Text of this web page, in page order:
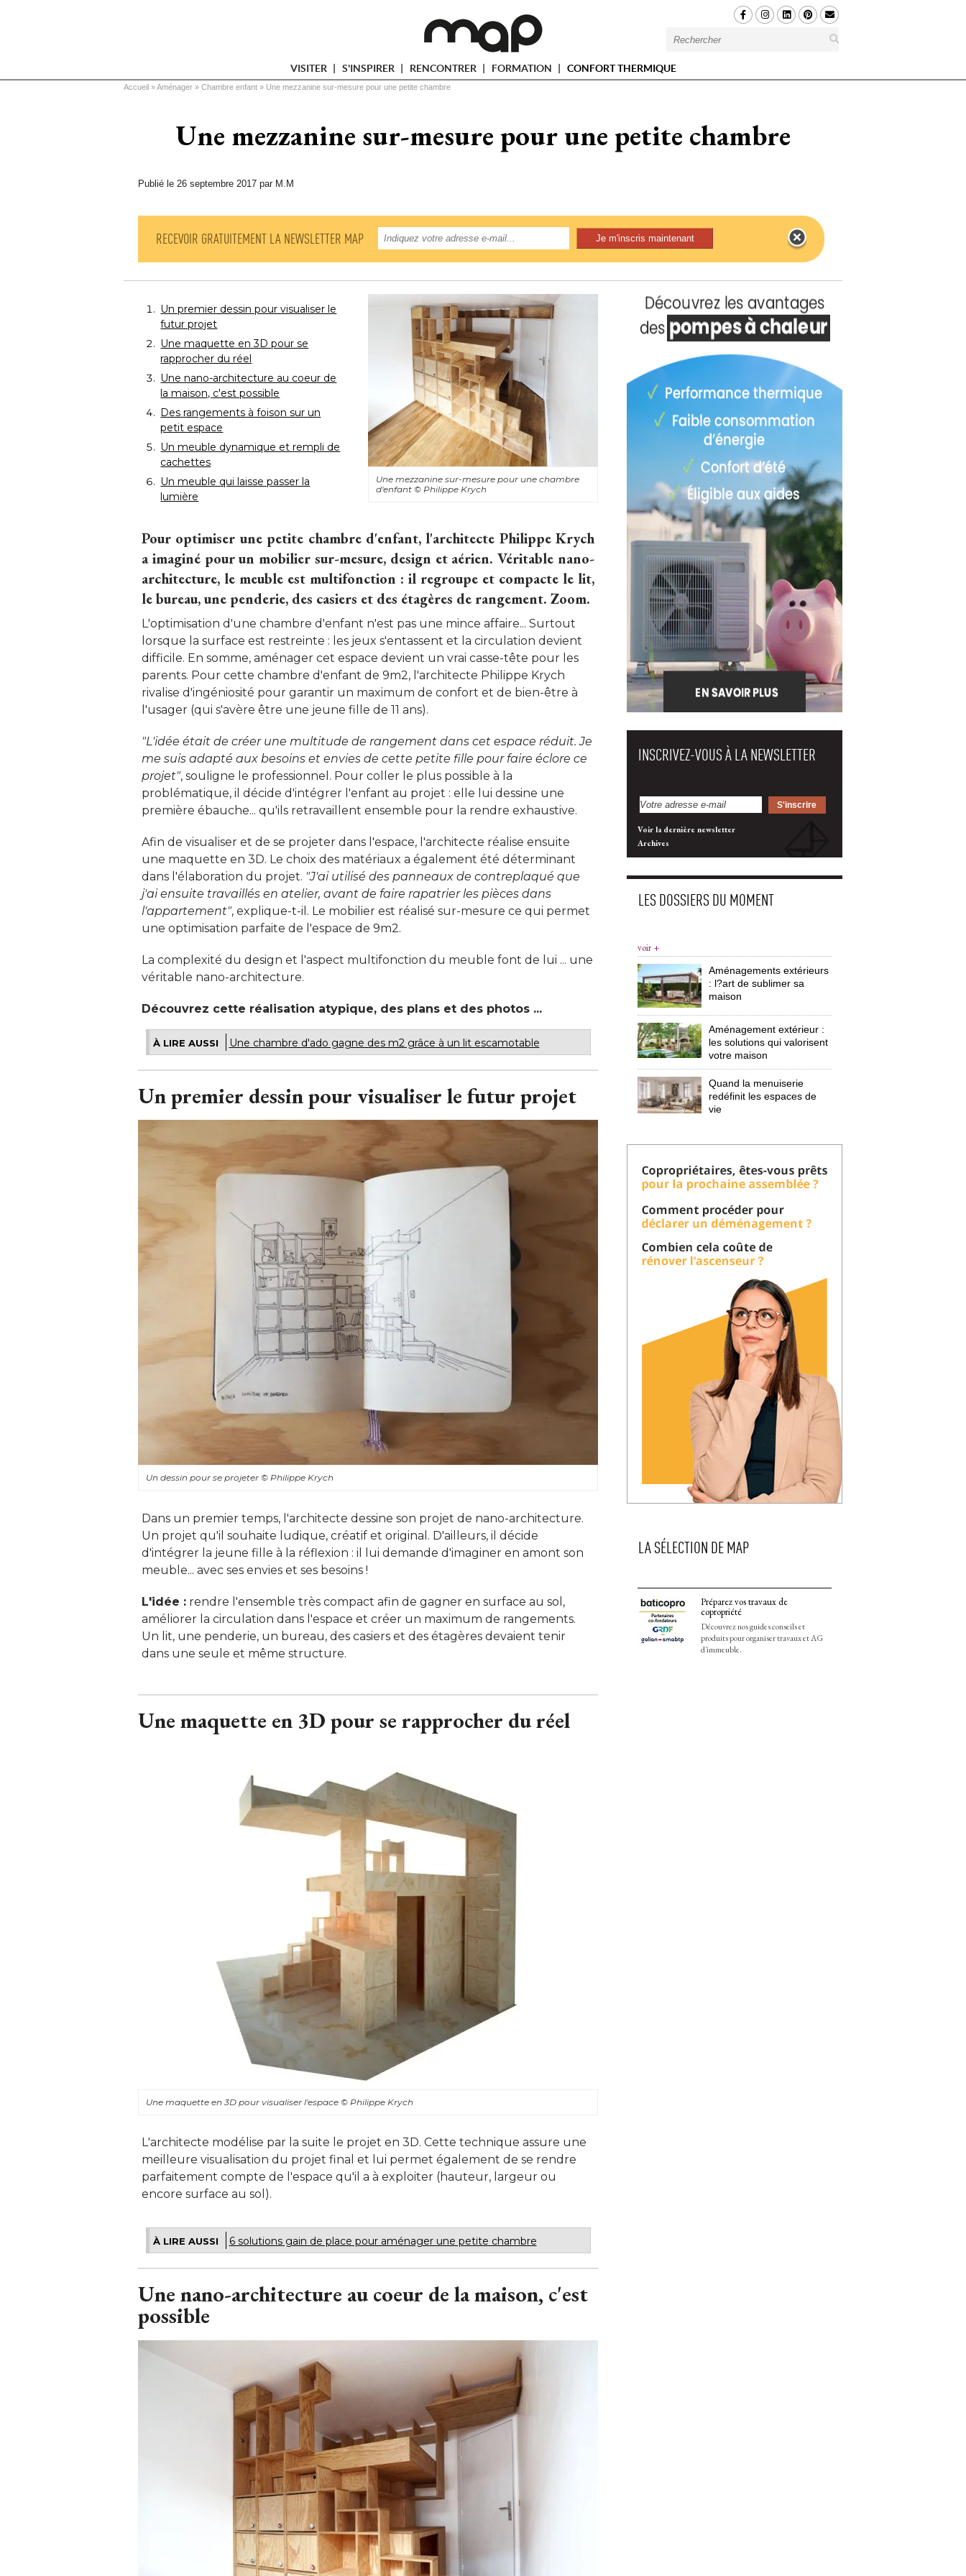
VISITER S'INSPIRER RENCONTRER FORMATION CONFORT THERMIQUE
Vous êtes ici
Accueil » Aménager » Chambre enfant » Une mezzanine sur-mesure pour une petite chambre
Une mezzanine sur-mesure pour une petite chambre
Publié le 26 septembre 2017 par M.M
RECEVOIR GRATUITEMENT LA NEWSLETTER MAP
Une mezzanine sur-mesure pour une chambre
d'enfant © Philippe Krych
Un premier dessin pour visualiser le
futur projet
Une maquette en 3D pour se
rapprocher du réel
Une nano-architecture au coeur de
la maison, c'est possible
Des rangements à foison sur un
petit espace
Un meuble dynamique et rempli de
cachettes
Un meuble qui laisse passer la
lumière
Pour optimiser une petite chambre d'enfant, l'architecte Philippe Krych
a imaginé pour un mobilier sur-mesure, design et aérien. Véritable nano-
architecture, le meuble est multifonction : il regroupe et compacte le lit,
le bureau, une penderie, des casiers et des étagères de rangement. Zoom.
L'optimisation d'une chambre d'enfant n'est pas une mince affaire... Surtout
lorsque la surface est restreinte : les jeux s'entassent et la circulation devient
difficile. En somme, aménager cet espace devient un vrai casse-tête pour les
parents. Pour cette chambre d'enfant de 9m2, l'architecte Philippe Krych
rivalise d'ingéniosité pour garantir un maximum de confort et de bien-être à
l'usager (qui s'avère être une jeune fille de 11 ans).
"L'idée était de créer une multitude de rangement dans cet espace réduit. Je
me suis adapté aux besoins et envies de cette petite fille pour faire éclore ce
projet", souligne le professionnel. Pour coller le plus possible à la
problématique, il décide d'intégrer l'enfant au projet : elle lui dessine une
première ébauche... qu'ils retravaillent ensemble pour la rendre exhaustive.
Afin de visualiser et de se projeter dans l'espace, l'architecte réalise ensuite
une maquette en 3D. Le choix des matériaux a également été déterminant
dans l'élaboration du projet. "J'ai utilisé des panneaux de contreplaqué que
j'ai ensuite travaillés en atelier, avant de faire rapatrier les pièces dans
l'appartement", explique-t-il. Le mobilier est réalisé sur-mesure ce qui permet
une optimisation parfaite de l'espace de 9m2.
La complexité du design et l'aspect multifonction du meuble font de lui ... une
véritable nano-architecture.
Découvrez cette réalisation atypique, des plans et des photos ...
À LIRE AUSSI Une chambre d'ado gagne des m2 grâce à un lit escamotable
Un premier dessin pour visualiser le futur projet
Un dessin pour se projeter© Philippe Krych
Dans un premier temps, l'architecte dessine son projet de nano-architecture.
Un projet qu'il souhaite ludique, créatif et original. D'ailleurs, il décide
d'intégrer la jeune fille à la réflexion : il lui demande d'imaginer en amont son
meuble... avec ses envies et ses besoins !
L'idée : rendre l'ensemble très compact afin de gagner en surface au sol,
améliorer la circulation dans l'espace et créer un maximum de rangements.
Un lit, une penderie, un bureau, des casiers et des étagères devaient tenir
dans une seule et même structure.
Une maquette en 3D pour se rapprocher du réel
Une maquette en 3D pour visualiser l'espace© Philippe Krych
L'architecte modélise par la suite le projet en 3D. Cette technique assure une
meilleure visualisation du projet final et lui permet également de se rendre
parfaitement compte de l'espace qu'il a à exploiter (hauteur, largeur ou
encore surface au sol).
À LIRE AUSSI 6 solutions gain de place pour aménager une petite chambre
Une nano-architecture au coeur de la maison, c'est
possible
INSCRIVEZ-VOUS À LA NEWSLETTER
Voir la dernière newsletter
Archives
LES DOSSIERS DU MOMENT
voir +
Aménagements extérieurs
: l?art de sublimer sa
maison
Aménagement extérieur :
les solutions qui valorisent
votre maison
Quand la menuiserie
redéfinit les espaces de
vie
LA SÉLECTION DE MAP
Préparez vos travaux de
copropriété
Découvrez nos guides conseils et
produits pour organiser travaux et AG
d'immeuble.